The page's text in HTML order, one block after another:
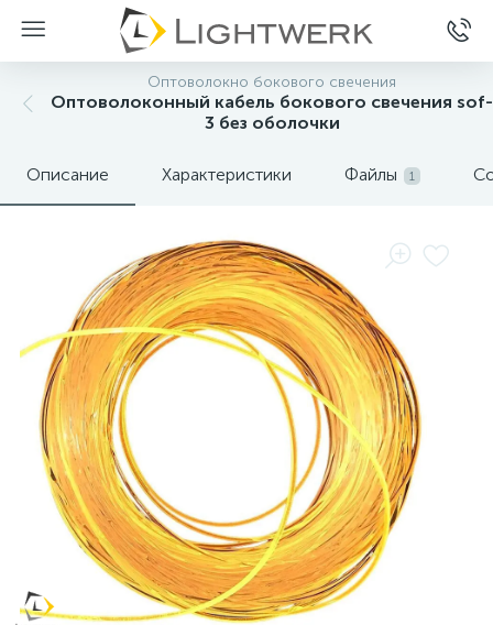
Оптоволокно бокового свечения
Оптоволоконный кабель бокового свечения sof-
3 без оболочки
Описание Характеристики Файлы 1